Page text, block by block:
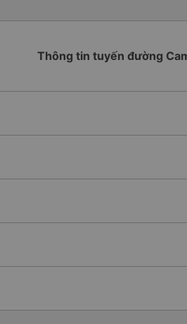
Thông tin tuyến đường